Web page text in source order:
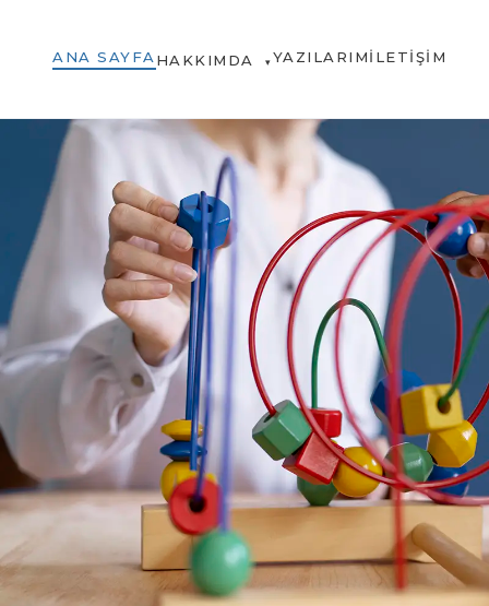
ANA SAYFA HAKKIMDA ▾YAZILARIMİLETIŞIM